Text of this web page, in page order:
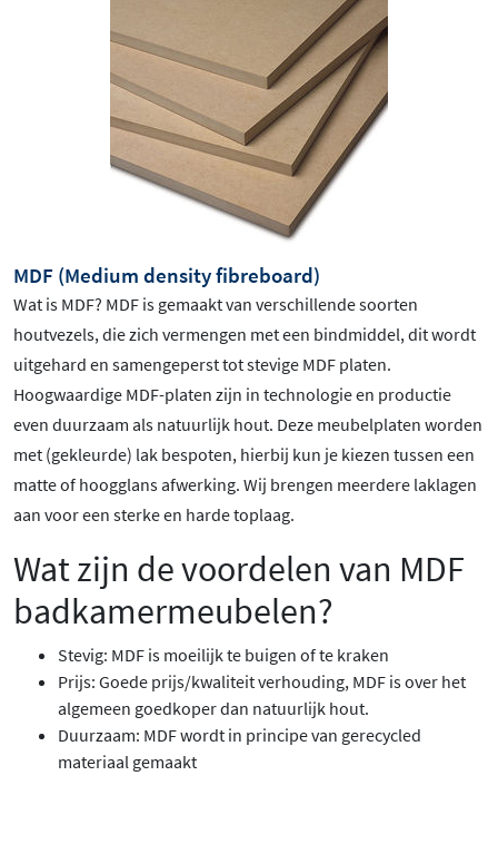
MDF (Medium density fibreboard)
Wat is MDF? MDF is gemaakt van verschillende soorten
houtvezels, die zich vermengen met een bindmiddel, dit wordt
uitgehard en samengeperst tot stevige MDF platen.
Hoogwaardige MDF-platen zijn in technologie en productie
even duurzaam als natuurlijk hout. Deze meubelplaten worden
met (gekleurde) lak bespoten, hierbij kun je kiezen tussen een
matte of hoogglans afwerking. Wij brengen meerdere laklagen
aan voor een sterke en harde toplaag.
Wat zijn de voordelen van MDF
badkamermeubelen?
Stevig: MDF is moeilijk te buigen of te kraken
Prijs: Goede prijs/kwaliteit verhouding, MDF is over het
algemeen goedkoper dan natuurlijk hout.
Duurzaam: MDF wordt in principe van gerecycled
materiaal gemaakt